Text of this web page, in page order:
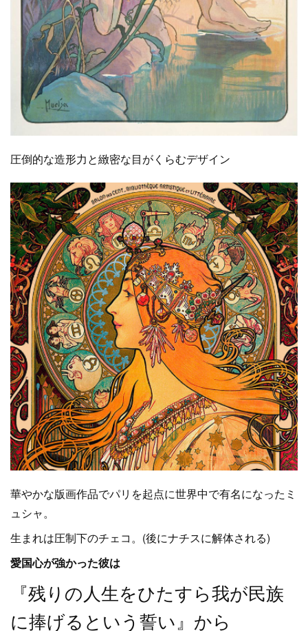
圧倒的な造形力と緻密な目がくらむデザイン
華やかな版画作品でパリを起点に世界中で有名になったミ
ュシャ。
生まれは圧制下のチェコ。(後にナチスに解体される)
愛国心が強かった彼は
『残りの人生をひたすら我が民族
に捧げるという誓い』から